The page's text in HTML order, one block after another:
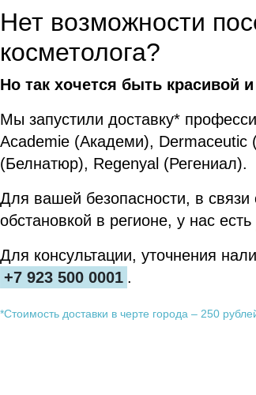
Нет возможности
косметолога?
Но так хочется быть красивой
Мы запустили доставку*
Academie (Академи), Dermaceutic
(Белнатюр), Regenyal (Регениал).
Для вашей безопасности, в связи
обстановкой в регионе, у нас есть
Для консультации, уточнения
+7 923 500 0001 .
*Стоимость доставки в черте города – 250